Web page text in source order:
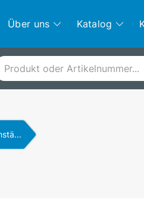
Über uns Katalog